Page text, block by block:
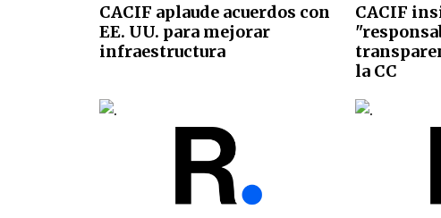
CACIF aplaude acuerdos con
EE. UU. para mejorar
infraestructura
CACIF
la CC